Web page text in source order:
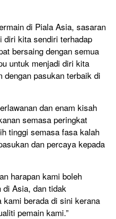
di Piala Asia, sasaran
diri kita sendiri terhadap
bersaing dengan semua
untuk menjadi diri kita
dengan pasukan terbaik di
dan enam kisah
semasa peringkat
tinggi semasa fasa kalah
dan percaya kepada
harapan kami boleh
di Asia, dan tidak
kami berada di sini kerana
pemain kami.”